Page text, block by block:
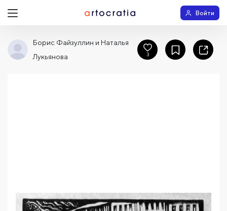
Войти
Борис Файзуллин и Наталья
Лукьянова
3